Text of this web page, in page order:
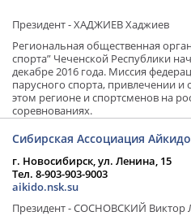
Президент - ХАДЖИЕВ Хаджиев
Региональная общественная
спорта” Чеченской Республики
декабре 2016 года. Миссия
парусного спорта, привлечении и
этом регионе и спортсменов на
соревнованиях.
Сибирская Ассоциация
г. Новосибирск, ул. Ленина, 15
Тел. 8-903-903-9003
aikido.nsk.su
Президент - СОСНОВСКИЙ Виктор